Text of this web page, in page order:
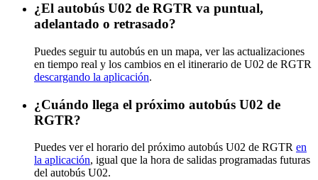
¿El autobús U02 de RGTR va puntual,
adelantado o retrasado?
Puedes seguir tu autobús en un mapa, ver las actualizaciones
en tiempo real y los cambios en el itinerario de U02 de RGTR
descargando la aplicación.
¿Cuándo llega el próximo autobús U02 de
RGTR?
Puedes ver el horario del próximo autobús U02 de RGTR en
la aplicación, igual que la hora de salidas programadas futuras
del autobús U02.